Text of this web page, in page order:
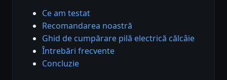
Ce am testat
Recomandarea noastră
Ghid de cumpărare pilă electrică călcâie
Întrebări frecvente
Concluzie